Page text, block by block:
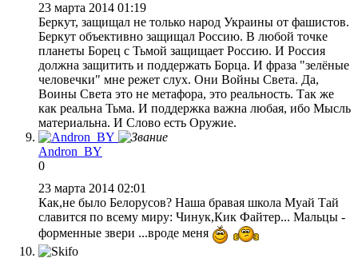
23 марта 2014 01:19
Беркут, защищал не только народ Украины от фашистов.
Беркут объективно защищал Россию. В любой точке
планеты Борец с Тьмой защищает Россию. И Россия
должна защитить и поддержать Борца. И фраза "зелёные
человечки" мне режет слух. Они Войны Света. Да,
Воины Света это не метафора, это реальность. Так же
как реальна Тьма. И поддержка важна любая, ибо Мысль
материальна. И Слово есть Оружие.
Andron_BY
0
23 марта 2014 02:01
Как,не было Белорусов? Наша бравая школа Муай Тай
славится по всему миру: Чинук,Кик Файтер... Мальцы -
форменные звери ...вроде меня